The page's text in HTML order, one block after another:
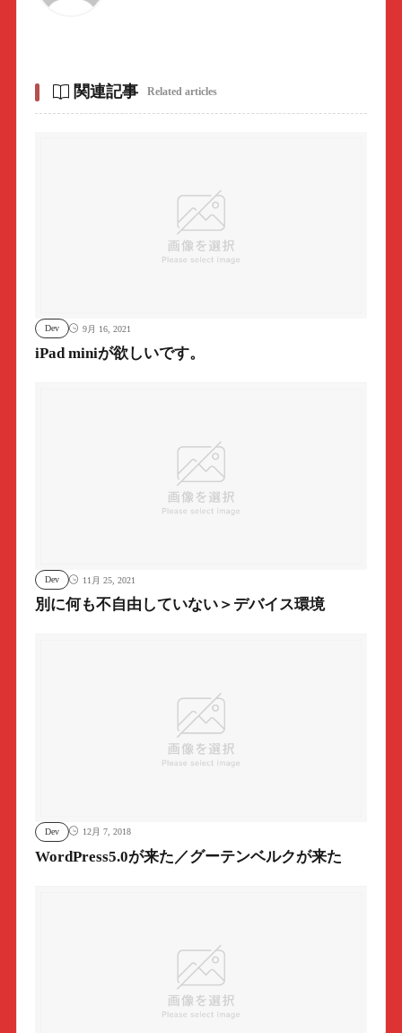
関連記事 Related articles
Dev 9月 16, 2021
iPad miniが欲しいです。
Dev 11月 25, 2021
別に何も不自由していない＞デバイス環境
Dev 12月 7, 2018
WordPress5.0が来た／グーテンベルクが来た